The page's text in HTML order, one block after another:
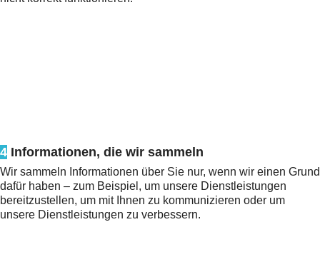
4 Informationen, die wir sammeln
Wir sammeln Informationen über Sie nur, wenn wir einen Grund
dafür haben – zum Beispiel, um unsere Dienstleistungen
bereitzustellen, um mit Ihnen zu kommunizieren oder um
unsere Dienstleistungen zu verbessern.